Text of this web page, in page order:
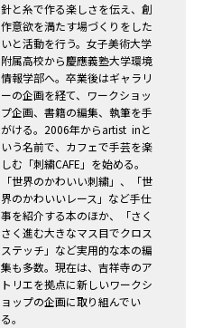
針と糸で作る楽しさを伝え、創
作意欲を満たす場づくりをした
いと活動を行う。女子美術大学
附属高校から慶應義塾大学環境
情報学部へ。卒業後はギャラリ
ーの企画を経て、ワークショッ
プ企画、書籍の編集、執筆を手
がける。2006年からartist inと
いう名前で、カフェで手芸を楽
しむ「刺繍CAFE」を始める。
「世界のかわいい刺繍」、「世
界のかわいいレース」など手仕
事を紹介する本のほか、「さく
さく進む大きなマス目でクロス
ステッチ」など実用的な本の編
集も多数。現在は、吉祥寺のア
トリエを拠点に新しいワークシ
ョップの企画に取り組んでい
る。